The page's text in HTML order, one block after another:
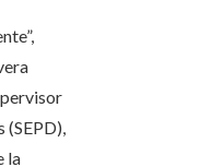
(SEPD),
la